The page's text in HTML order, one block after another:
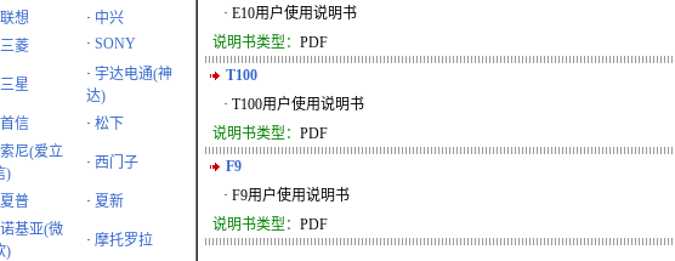
联想 · 中兴
三菱 · SONY
三星
· 宇达电通(神
达)
首信 · 松下
索尼(爱立
)
· 西门子
夏普 · 夏新
诺基亚(微
)
· 摩托罗拉
· E10用户使用说明书
说明书类型： PDF
T100
· T100用户使用说明书
说明书类型： PDF
F9
· F9用户使用说明书
说明书类型： PDF